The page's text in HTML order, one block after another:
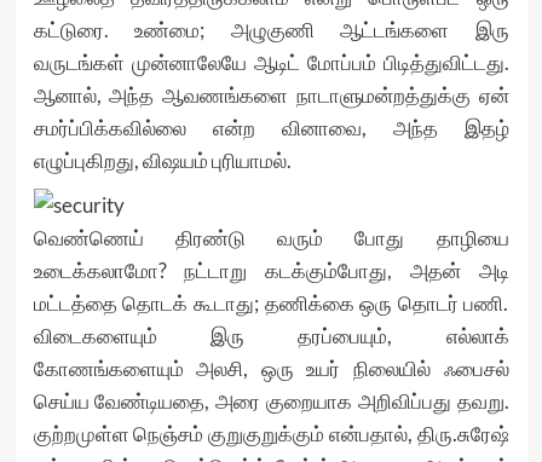
கட்டுரை. உண்மை; அழுகுணி ஆட்டங்களை இரு
வருடங்கள் முன்னாலேயே ஆடிட் மோப்பம் பிடித்துவிட்டது.
ஆனால், அந்த ஆவணங்களை நாடாளுமன்றத்துக்கு ஏன்
சமர்ப்பிக்கவில்லை என்ற வினாவை, அந்த இதழ்
எழுப்புகிறது, விஷயம் புரியாமல்.
வெண்ணெய் திரண்டு வரும் போது தாழியை
உடைக்கலாமோ? நட்டாறு கடக்கும்போது, அதன் அடி
மட்டத்தை தொடக் கூடாது; தணிக்கை ஒரு தொடர் பணி.
விடைகளையும் இரு தரப்பையும், எல்லாக்
கோணங்களையும் அலசி, ஒரு உயர் நிலையில் ஃபைசல்
செய்ய வேண்டியதை, அரை குறையாக அறிவிப்பது தவறு.
குற்றமுள்ள நெஞ்சம் குறுகுறுக்கும் என்பதால், திரு.சுரேஷ்